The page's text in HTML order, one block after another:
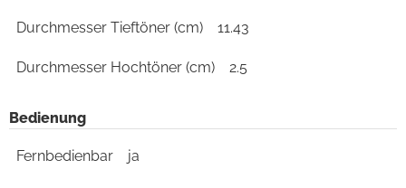
Durchmesser Tieftöner (cm) 11.43
Durchmesser Hochtöner (cm) 2.5
Bedienung
Fernbedienbar ja